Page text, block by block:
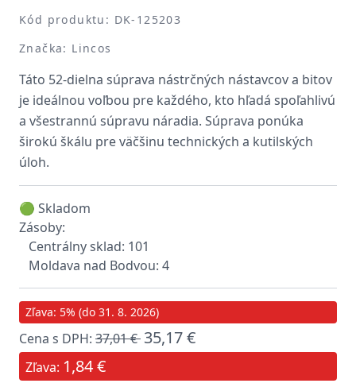
Kód produktu: DK-125203
Značka: Lincos
Táto 52-dielna súprava nástrčných nástavcov a bitov
je ideálnou voľbou pre každého, kto hľadá spoľahlivú
a všestrannú súpravu náradia. Súprava ponúka
širokú škálu pre väčšinu technických a kutilských
úloh.
🟢 Skladom
Zásoby:
Centrálny sklad: 101
Moldava nad Bodvou: 4
Zľava: 5% (do 31. 8. 2026)
Cena s DPH: 37,01 € 35,17 €
Zľava: 1,84 €